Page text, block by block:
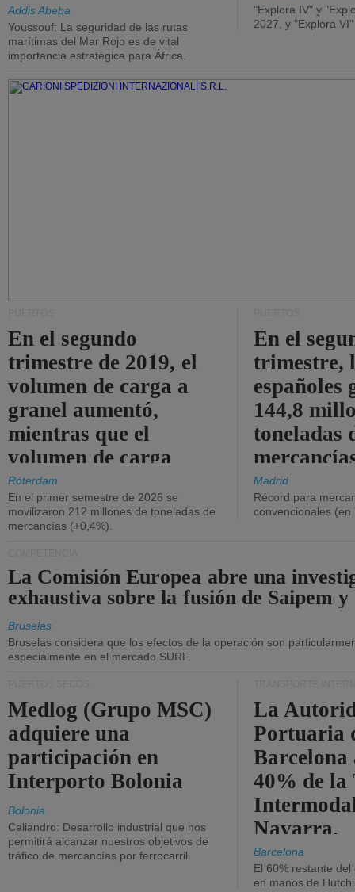
Addis Abeba
Youssouf: La seguridad de las rutas
marítimas del Mar Rojo es de vital
importancia estratégica para África.
"Explora IV" y
2027, y "Explora
En el segundo
trimestre de 2019, el
volumen de carga a
granel aumentó,
mientras que el
volumen de carga
general disminuyó.
Róterdam
En el primer semestre de 2026 se
movilizaron 212 millones de toneladas de
mercancías (+0,4%).
En el
trimestre,
españoles
144,8
toneladas
Madrid
Récord para
convencionales (en
La Comisión Europea abre una
exhaustiva sobre la fusión de Saipem y
Bruselas
Bruselas considera que los efectos de la operación son
especialmente en el mercado SURF.
Medlog (Grupo MSC)
adquiere una
participación en
Interporto Bolonia
Bolonia
Caliandro: Desarrollo industrial que nos
permitirá alcanzar nuestros objetivos de
tráfico de mercancías por ferrocarril.
La
Portuaria
40% de la
Navarra.
Barcelona
El 60% restante
en manos de